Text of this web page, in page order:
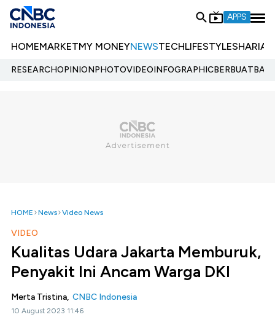
APPS
HOMEMARKETMY MONEYNEWSTECHLIFESTYLESHARIA
RESEARCHOPINIONPHOTOVIDEOINFOGRAPHIC
HOME News Video News
VIDEO
Kualitas Udara Jakarta Memburuk,
Penyakit Ini Ancam Warga DKI
Merta Tristina, CNBC Indonesia
10 August 2023 11:46